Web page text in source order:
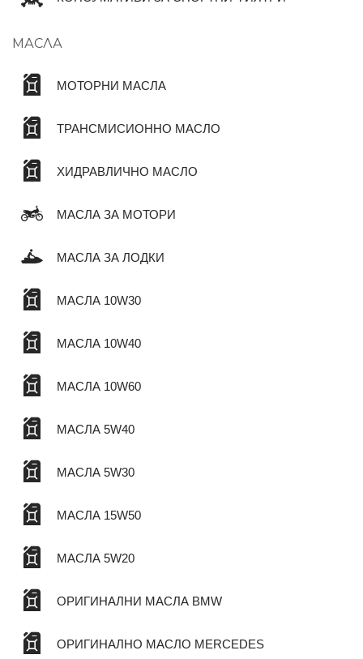
МАСЛА
МОТОРНИ МАСЛА
ТРАНСМИСИОННО МАСЛО
ХИДРАВЛИЧНО МАСЛО
МАСЛА ЗА МОТОРИ
МАСЛА ЗА ЛОДКИ
МАСЛА 10W30
МАСЛА 10W40
МАСЛА 10W60
МАСЛА 5W40
МАСЛА 5W30
МАСЛА 15W50
МАСЛА 5W20
ОРИГИНАЛНИ МАСЛА BMW
ОРИГИНАЛНО МАСЛО MERCEDES